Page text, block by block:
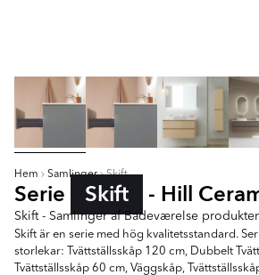
Hem Samlinger Skift
Serie Skift - Hill
Skift - Samlinger af Badeværelse
Skift är en serie med hög kvalitetsstandard.
storlekar: Tvättställsskåp 120 cm, Dubbelt
Tvättställsskåp 60 cm, Väggskåp,